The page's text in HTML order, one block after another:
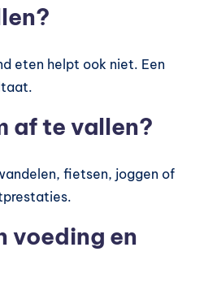
eten helpt ook niet. Een
af te vallen?
fietsen, joggen of
voeding en